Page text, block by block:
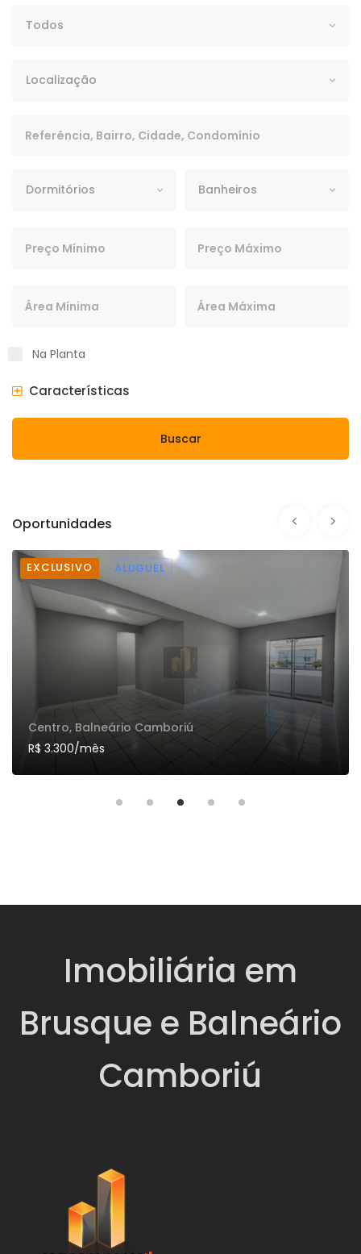
Todos
Localização
Dormitórios Banheiros
Área Mínima Área Máxima
Na Planta
Características
Buscar
Oportunidades
EXCLUSIVO ALUGUEL
Centro, Balneário Camboriú
R$ 3.300/mês
Imobiliária em
Brusque e Balneário
Camboriú